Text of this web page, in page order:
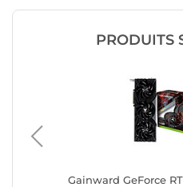
PRODUITS
Gainward GeForce